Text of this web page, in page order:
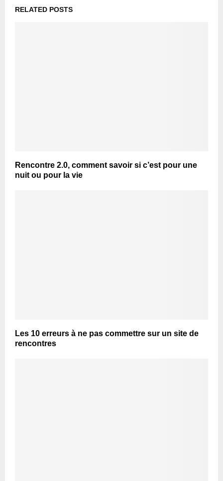
RELATED POSTS
Rencontre 2.0, comment savoir si c’est pour une
nuit ou pour la vie
Les 10 erreurs à ne pas commettre sur un site de
rencontres